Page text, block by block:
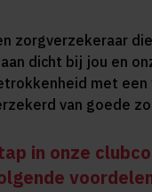
zorgverzekeraar
dicht bij jou en
met een
van goede
in onze